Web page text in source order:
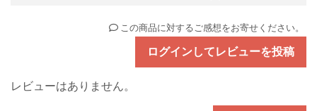
この商品に対するご感想をお寄せください。
ログインしてレビューを投稿
レビューはありません。